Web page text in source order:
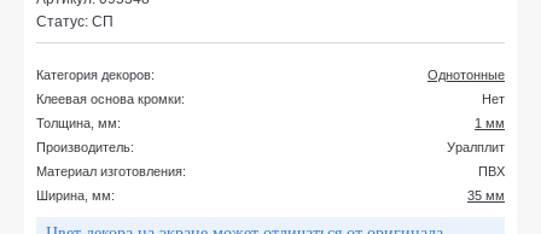
Статус: СП
Категория декоров:
Однотонные
Клеевая основа кромки:
Нет
Толщина, мм:
1 мм
Производитель:
Уралплит
Материал изготовления:
ПВХ
Ширина, мм:
35 мм